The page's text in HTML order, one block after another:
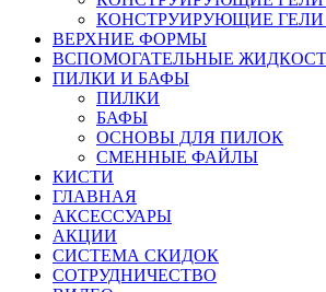
КОНСТРУИРУЮЩИЕ ГЕЛИ
ВЕРХНИЕ ФОРМЫ
ВСПОМОГАТЕЛЬНЫЕ
ПИЛКИ И БАФЫ
ПИЛКИ
БАФЫ
ОСНОВЫ ДЛЯ ПИЛОК
СМЕННЫЕ ФАЙЛЫ
КИСТИ
ГЛАВНАЯ
АКСЕССУАРЫ
АКЦИИ
СИСТЕМА СКИДОК
СОТРУДНИЧЕСТВО